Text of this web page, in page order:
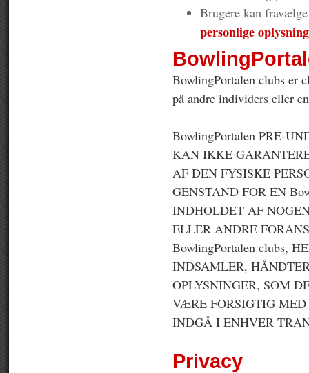
Brugere kan
personlige
BowlingPortalen clubs er
på andre individers eller
BowlingPortalen PRE-
KAN IKKE
AF DEN FYSISKE
GENSTAND FOR EN
INDHOLDET AF
ELLER ANDRE
BowlingPortalen clubs,
INDSAMLER,
OPLYSNINGER, SOM
VÆRE FORSIGTIG
INDGÅ I ENHVER
Privacy